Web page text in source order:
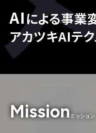
AIによる事業
アカツキAIテ
Missionミッション